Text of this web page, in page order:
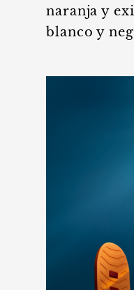
naranja y
blanco y